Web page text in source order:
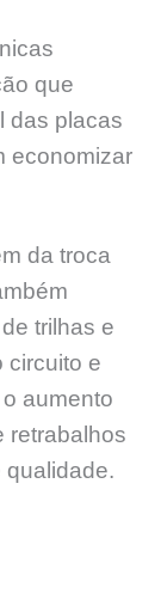
que
das placas
economizar
da troca
trilhas e
circuito e
aumento
retrabalhos
qualidade.